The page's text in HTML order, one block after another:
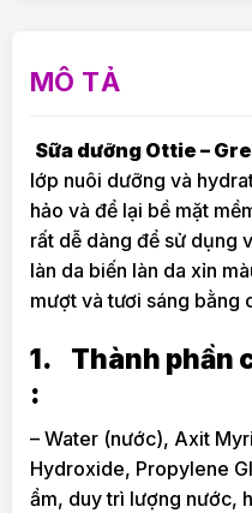
MÔ TẢ
Sữa dưỡng Ottie –
lớp nuôi dưỡng và
hảo và để lại bề mặt
rất dễ dàng để sử dụng
làn da biến làn da xỉn
mượt và tươi sáng bằng
1. Thành phần
:
– Water (nước), Axit
Hydroxide, Propylene
ẩm, duy trì lượng nước,